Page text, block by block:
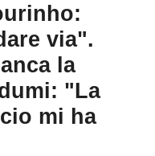
via".
la
"La
mi ha